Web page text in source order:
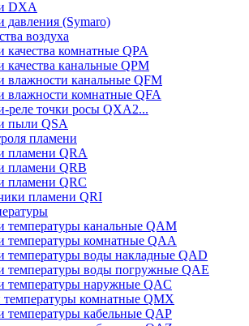
DXA
давления (Symaro)
воздуха
качества комнатные QPA
качества канальные QPM
влажности канальные QFM
влажности комнатные QFA
реле точки росы QXA2...
пыли QSA
пламени
пламени QRA
пламени QRB
пламени QRC
пламени QRI
температуры канальные QAM
температуры комнатные QAA
температуры воды накладные QAD
температуры воды погружные QAE
температуры наружные QAC
комнатные QMX
температуры кабельные QAP